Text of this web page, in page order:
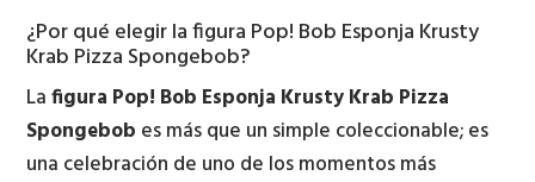
¿Por qué elegir la figura Pop! Bob Esponja Krusty
Krab Pizza Spongebob?
Lafigura Pop! Bob Esponja Krusty Krab Pizza
Spongebob es más que un simple coleccionable; es
una celebración de uno de los momentos más